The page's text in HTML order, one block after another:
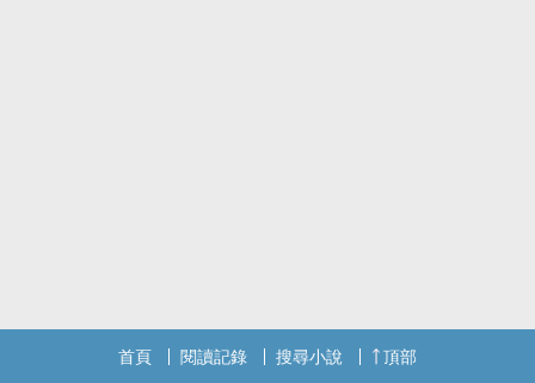
首頁 閱讀記錄 搜尋小說 頂部